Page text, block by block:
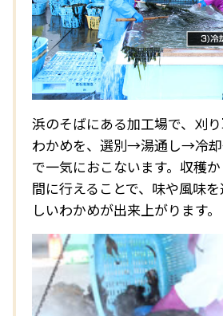
浜のそばにある加工場で、刈
わかめを、選別→湯通し→冷
で一気におこないます。収穫
間に行えることで、味や風味
しいわかめが出来上がります。